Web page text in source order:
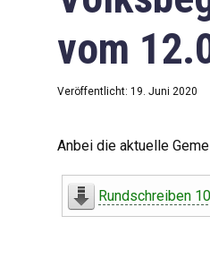
vom
Veröffentlicht: 19. Juni 2020
Anbei die aktuelle
Rundschreiben